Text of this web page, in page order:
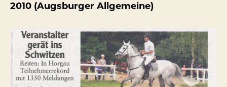
2010 (Augsburger Allgemeine)